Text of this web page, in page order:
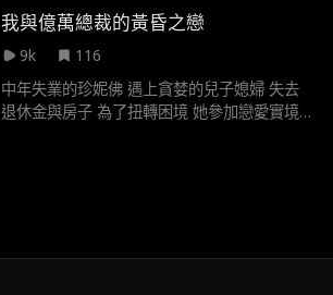
黎佩玖聯手共同摧毀了反派的惡意競爭和陰
謀，改編自爆款小說「一號狂兵」
我與億萬總裁的黃昏之戀
9k
116
中年失業的珍妮佛 遇上貪婪的兒子媳婦 失去
退休金與房子 為了扭轉困境 她參加戀愛實境